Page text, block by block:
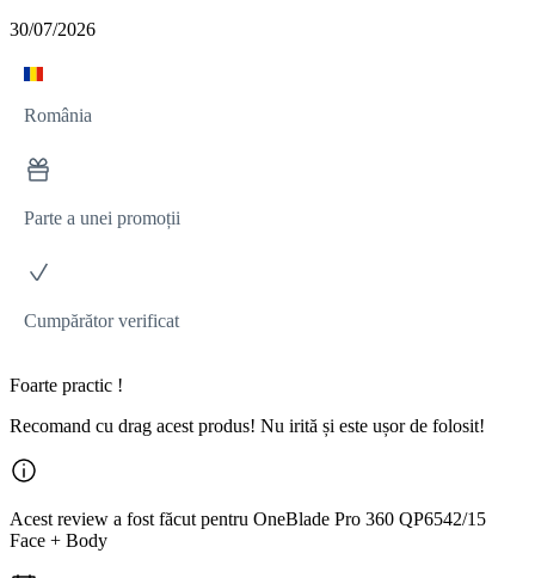
30/07/2026
România
Parte a unei promoții
Cumpărător verificat
Foarte practic !
Recomand cu drag acest produs! Nu irită și este ușor de folosit!
Acest review a fost făcut pentru OneBlade Pro 360 QP6542/15
Face + Body